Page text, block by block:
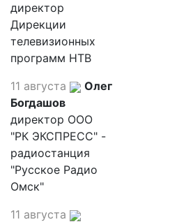
директор
Дирекции
телевизионных
программ НТВ
11 августа
Олег
Богдашов
директор ООО
"РК ЭКСПРЕСС" -
радиостанция
"Русское Радио
Омск"
11 августа